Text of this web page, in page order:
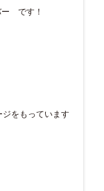
ー です！
ジをもっています